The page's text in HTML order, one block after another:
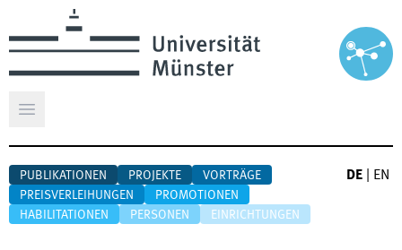
Hauptmenü öffnen
PUBLIKATIONEN PROJEKTE
VORTRÄGE
PREISVERLEIHUNGEN
PROMOTIONEN
HABILITATIONEN
PERSONEN EINRICHTUNGEN
DE EN